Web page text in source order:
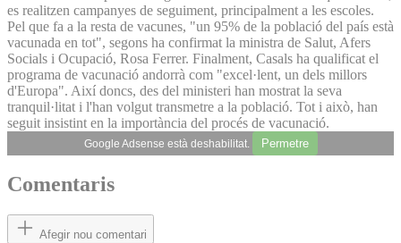
es realitzen campanyes de seguiment, principalment a les escoles.
Pel que fa a la resta de vacunes, "un 95% de la població del país està
vacunada en tot", segons ha confirmat la ministra de Salut, Afers
Socials i Ocupació, Rosa Ferrer. Finalment, Casals ha qualificat el
programa de vacunació andorrà com "excel·lent, un dels millors
d'Europa". Així doncs, des del ministeri han mostrat la seva
tranquil·litat i l'han volgut transmetre a la població. Tot i això, han
seguit insistint en la importància del procés de vacunació.
Google Adsense està deshabilitat. Permetre
Comentaris
Afegir nou comentari